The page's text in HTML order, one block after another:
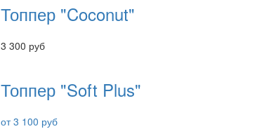
Топпер "Coconut"
3 300 руб
Топпер "Soft Plus"
от 3 100 руб